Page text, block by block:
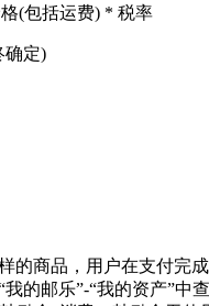
(包括运费) * 税率
确定)
的商品，用户在支付完
我的邮乐”-“我的资产”中